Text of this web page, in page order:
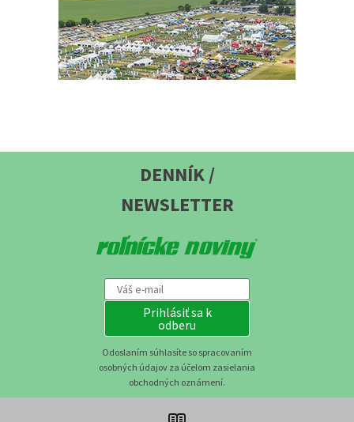
DENNÍK /
NEWSLETTER
Prihlásiť sa k
odberu
Odoslaním súhlasíte so spracovaním
osobných údajov za účelom zasielania
obchodných oznámení.